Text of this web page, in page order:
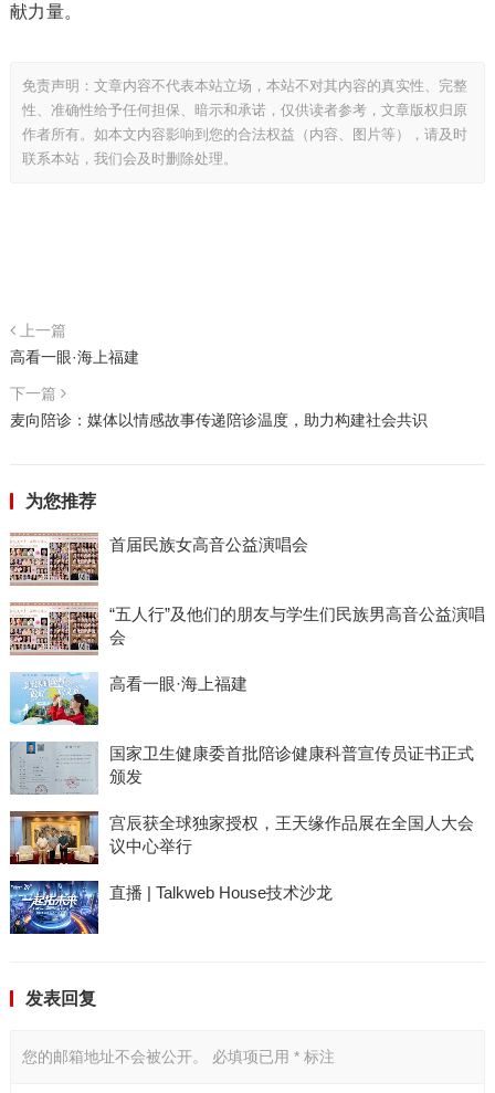
献力量。
免责声明：文章内容不代表本站立场，本站不对其内容的真实性、完整
性、准确性给予任何担保、暗示和承诺，仅供读者参考，文章版权归原
作者所有。如本文内容影响到您的合法权益（内容、图片等），请及时
联系本站，我们会及时删除处理。
上一篇
高看一眼·海上福建
下一篇
麦向陪诊：媒体以情感故事传递陪诊温度，助力构建社会共识
为您推荐
首届民族女高音公益演唱会
“五人行”及他们的朋友与学生们民族男高音公益演唱
会
高看一眼·海上福建
国家卫生健康委首批陪诊健康科普宣传员证书正式
颁发
宫辰获全球独家授权，王天缘作品展在全国人大会
议中心举行
直播 | Talkweb House技术沙龙
发表回复
您的邮箱地址不会被公开。 必填项已用 *标注